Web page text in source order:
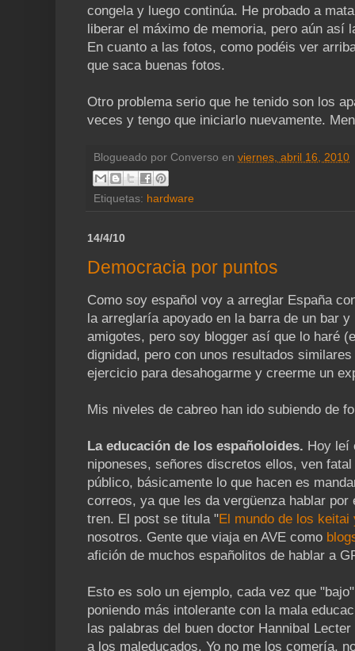
congela y luego continúa. He probado a
liberar el máximo de memoria, pero aún así
En cuanto a las fotos, como podéis ver
que saca buenas fotos.
Otro problema serio que he tenido son los
veces y tengo que iniciarlo nuevamente.
Blogueado por Converso en viernes, abril 16, 2010
Etiquetas: hardware
14/4/10
Democracia por puntos
Como soy español voy a arreglar España
la arreglaría apoyado en la barra de un bar
amigotes, pero soy blogger así que lo haré
dignidad, pero con unos resultados
ejercicio para desahogarme y creerme un
Mis niveles de cabreo han ido subiendo de
La educación de los españoloides. Hoy leí
niponeses, señores discretos ellos, ven
público, básicamente lo que hacen es
correos, ya que les da vergüenza hablar por
tren. El post se titula "El mundo de los
nosotros. Gente que viaja en AVE como
afición de muchos españolitos de hablar a
Esto es solo un ejemplo, cada vez que
poniendo más intolerante con la mala
las palabras del buen doctor Hannibal
a los maleducados. Yo no me los comería,